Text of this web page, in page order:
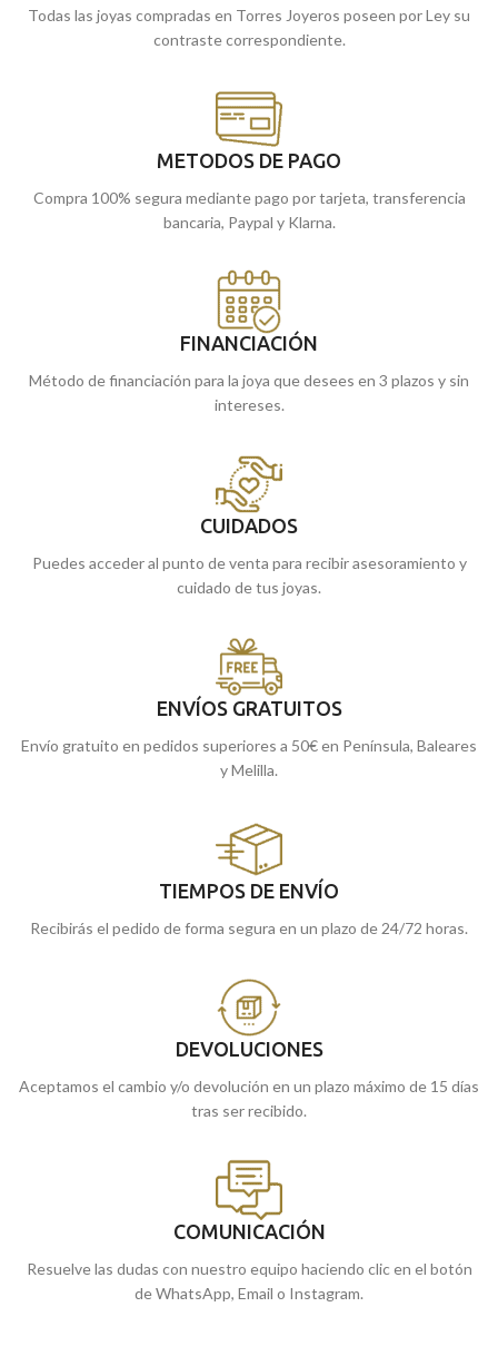
Todas las joyas compradas en Torres Joyeros poseen por Ley su
contraste correspondiente.
METODOS DE PAGO
Compra 100% segura mediante pago por tarjeta, transferencia
bancaria, Paypal y Klarna.
FINANCIACIÓN
Método de financiación para la joya que desees en 3 plazos y sin
intereses.
CUIDADOS
Puedes acceder al punto de venta para recibir asesoramiento y
cuidado de tus joyas.
ENVÍOS GRATUITOS
Envío gratuito en pedidos superiores a 50€ en Península, Baleares
y Melilla.
TIEMPOS DE ENVÍO
Recibirás el pedido de forma segura en un plazo de 24/72 horas.
DEVOLUCIONES
Aceptamos el cambio y/o devolución en un plazo máximo de 15 días
tras ser recibido.
COMUNICACIÓN
Resuelve las dudas con nuestro equipo haciendo clic en el botón
de WhatsApp, Email o Instagram.